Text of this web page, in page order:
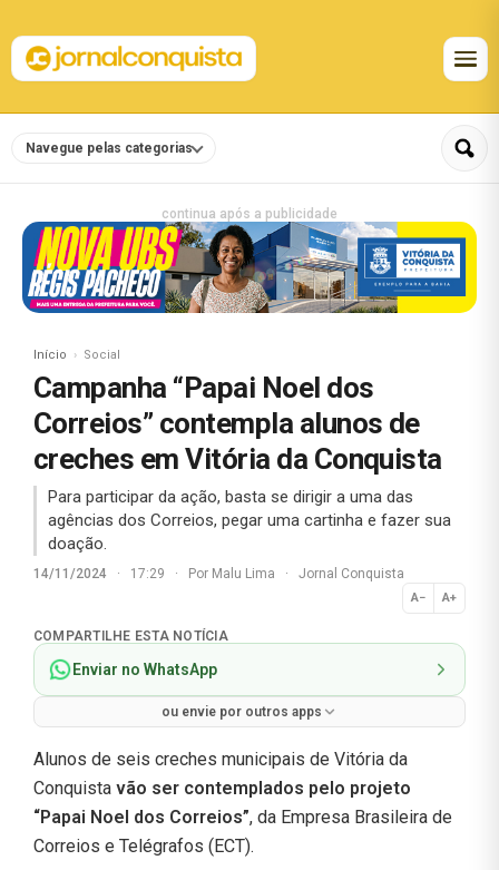
Navegue pelas categorias
continua após a publicidade
Início Social
Campanha “Papai Noel dos
Correios” contempla alunos de
creches em Vitória da Conquista
Para participar da ação, basta se dirigir a uma das
agências dos Correios, pegar uma cartinha e fazer sua
doação.
14/11/2024 · 17:29 · Por Malu Lima · Jornal Conquista
A− A+
Normal
COMPARTILHE ESTA NOTÍCIA
Enviar no WhatsApp
ou envie por outros apps
Alunos de seis creches municipais de Vitória da
Conquista vão ser contemplados pelo projeto
“Papai Noel dos Correios”, da Empresa Brasileira de
Correios e Telégrafos (ECT).